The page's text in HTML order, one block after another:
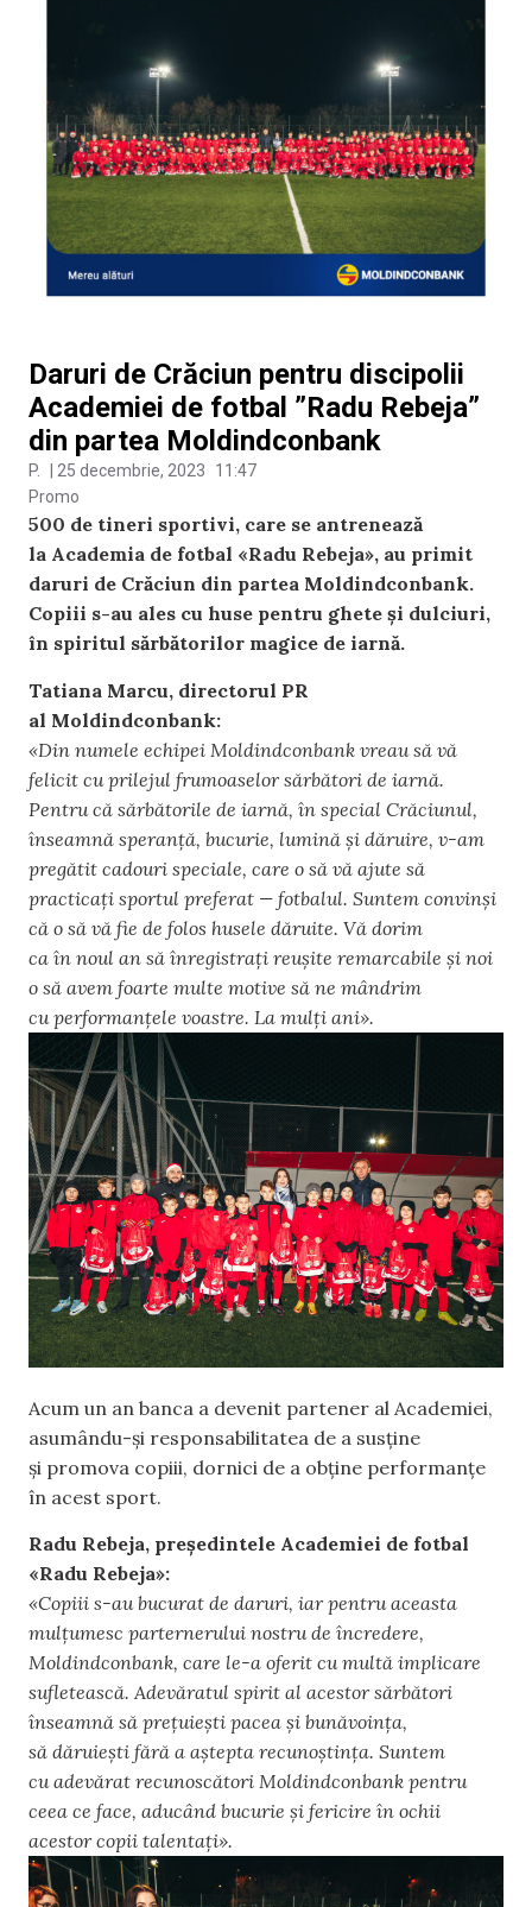
Daruri de Crăciun pentru discipolii
Academiei de fotbal ”Radu Rebeja”
din partea Moldindconbank
P. 25 decembrie, 2023
11:47
Promo
500 de tineri sportivi, care se antrenează
la Academia de fotbal «Radu Rebeja», au primit
daruri de Crăciun din partea Moldindconbank.
Copiii s-au ales cu huse pentru ghete și dulciuri,
în spiritul sărbătorilor magice de iarnă.
Tatiana Marcu, directorul PR
al Moldindconbank:
«Din numele echipei Moldindconbank vreau să vă
felicit cu prilejul frumoaselor sărbători de iarnă.
Pentru că sărbătorile de iarnă, în special Crăciunul,
înseamnă speranță, bucurie, lumină și dăruire, v-am
pregătit cadouri speciale, care o să vă ajute să
practicați sportul preferat — fotbalul. Suntem convinși
că o să vă fie de folos husele dăruite. Vă dorim
ca în noul an să înregistrați reușite remarcabile și noi
o să avem foarte multe motive să ne mândrim
cu performanțele voastre. La mulți ani».
Acum un an banca a devenit partener al Academiei,
asumându-și responsabilitatea de a susține
și promova copiii, dornici de a obține performanțe
în acest sport.
Radu Rebeja, președintele Academiei de fotbal
«Radu Rebeja»:
«Copiii s-au bucurat de daruri, iar pentru aceasta
mulțumesc parternerului nostru de încredere,
Moldindconbank, care le-a oferit cu multă implicare
sufletească. Adevăratul spirit al acestor sărbători
înseamnă să prețuiești pacea și bunăvoința,
să dăruiești fără a aștepta recunoștința. Suntem
cu adevărat recunoscători Moldindconbank pentru
ceea ce face, aducând bucurie și fericire în ochii
acestor copii talentați».